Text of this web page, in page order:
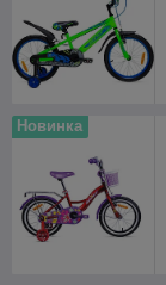
Новинка